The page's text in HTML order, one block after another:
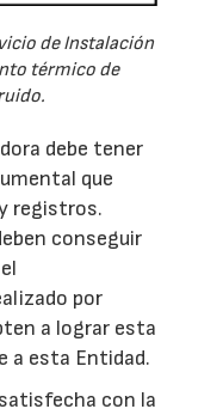
de Instalación
térmico de
debe tener
que
registros.
conseguir
por
a lograr esta
a esta Entidad.
con la